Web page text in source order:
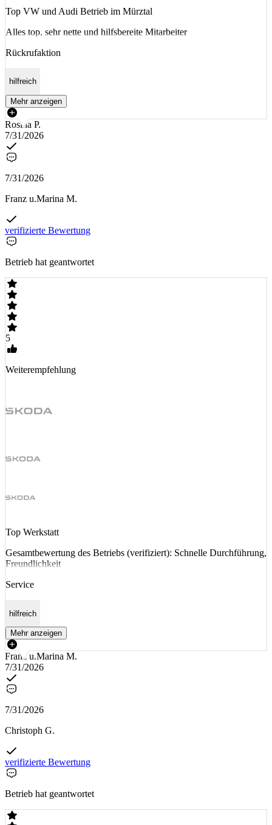
Top VW und Audi Betrieb im Mürztal
Alles top, sehr nette und hilfsbereite Mitarbeiter
Rückrufaktion
hilfreich
Mehr anzeigen
Rosina P.
7/31/2026
7/31/2026
Franz u.Marina M.
verifizierte Bewertung
Betrieb hat geantwortet
5
Weiterempfehlung
Top Werkstatt
Gesamtbewertung des Betriebs (verifiziert): Schnelle Durchführung,
Freundlichkeit
Service
hilfreich
Mehr anzeigen
Franz u.Marina M.
7/31/2026
7/31/2026
Christoph G.
verifizierte Bewertung
Betrieb hat geantwortet